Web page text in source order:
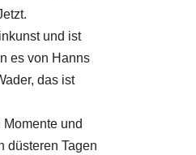
und ist
es von Hanns
das ist
und
düsteren Tagen